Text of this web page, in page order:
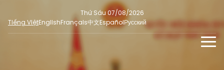
Thứ Sáu 07/08/2026
Tiếng ViệtEnglishFrançais中文EspañolРусский
TIN TỨC - SỰ KIỆN